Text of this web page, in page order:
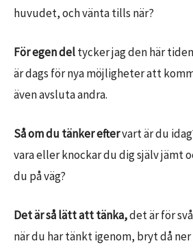
huvudet, och vänta tills när?
För egen deltycker jag den här
är dags för nya möjligheter att
även avsluta andra.
Så om du tänker eftervart är du
vara eller knockar du dig själv jämt
du på väg?
Det är så lätt att tänka,det är för
när du har tänkt igenom, bryt då